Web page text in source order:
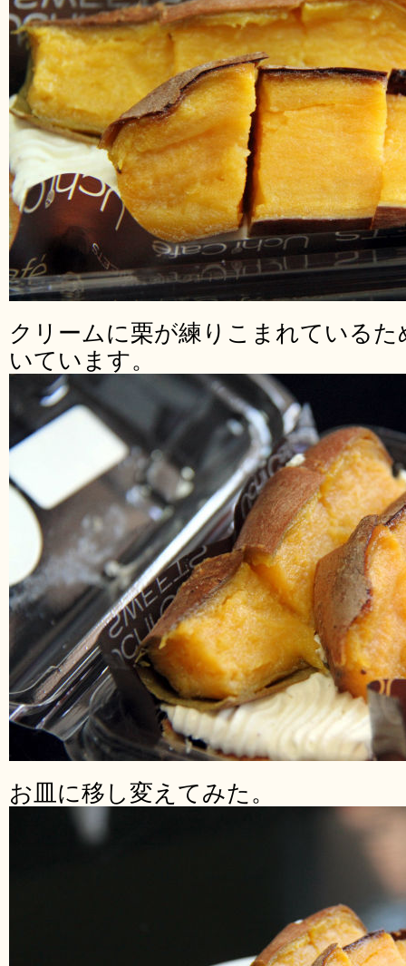
クリームに栗が練りこまれている
いています。
お皿に移し変えてみた。